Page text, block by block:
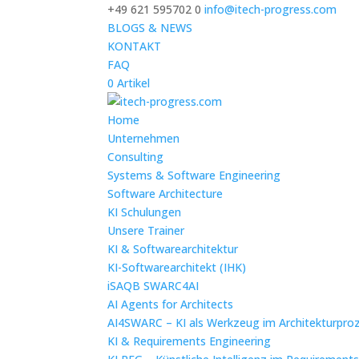
+49 621 595702 0 info@itech-progress.com
BLOGS & NEWS
KONTAKT
FAQ
0 Artikel
Home
Unternehmen
Consulting
Systems & Software Engineering
Software Architecture
KI Schulungen
Unsere Trainer
KI & Softwarearchitektur
KI-Softwarearchitekt (IHK)
iSAQB SWARC4AI
AI Agents for Architects
AI4SWARC – KI als Werkzeug im
KI & Requirements Engineering